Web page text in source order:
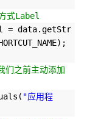
式Label
们之前主动添加
"应用程